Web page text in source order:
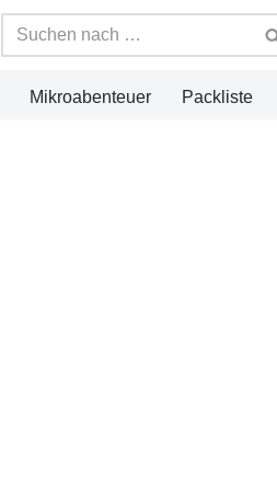
Mikroabenteuer Packliste